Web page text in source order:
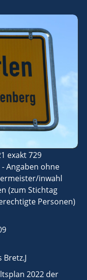
exakt 729
Angaben ohne
inwahl
(zum Stichtag
Personen)
2022 der